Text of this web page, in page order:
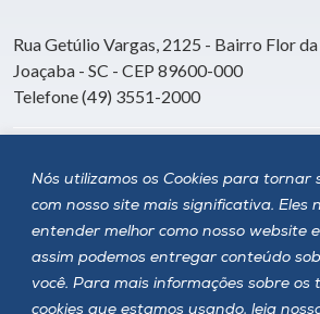
Nós utilizamos os Cookies para tornar
com nosso site mais significativa. Eles
entender melhor como nosso website
assim podemos entregar conteúdo
você. Para mais informações sobre os
cookies que estamos usando, leia
Rua Getúlio Vargas, 2125 - Bairro Flor da
Joaçaba - SC - CEP 89600-000
Telefone (49) 3551-2000
Siga a Unoesc